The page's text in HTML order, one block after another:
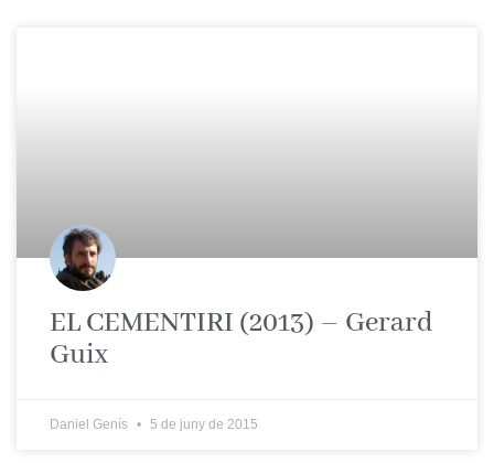
EL CEMENTIRI (2013) – Gerard
Guix
Daniel Genís 5 de juny de 2015